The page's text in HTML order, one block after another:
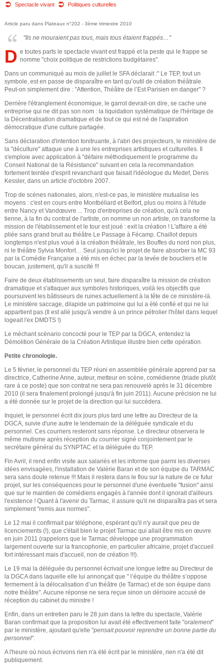
e
c
e
r
c
h
e
o
u
ê
t
e
s
i
c
i
Spectacle vivant Politiques culturelles
Article paru dans Plateaux n°202 - 3ème trimestre 2010
"Ils ne mouraient pas tous, mais tous étaient frappés…"
D e toutes parts le spectacle vivant est frappé et la peste qui le frappe se
nomme "choix politique de restrictions budgétaires".
Dans un communiqué au mois de juillet le SFA déclarait :" Le TEP, tout un
symbole, est en passe de disparaître en tant qu’outil de création théâtrale.
Peut-on simplement dire : "Attention, Théâtre de l’Est Parisien en danger" ?
Derrière l'étranglement économique, le garrot devrait-on dire, se cache une
entreprise qui ne dit pas son nom : la liquidation systématique de l'héritage de
la Décentralisation dramatique et de tout ce qui est né de l'aspiration
démocratique d'une culture partagée.
Sans déclaration d'intention tonitruante, à l'abri des projecteurs, le ministère de
la "déculture" attaque une à une les entreprises artistiques et culturelles. Il
s'emploie avec application à "défaire méthodiquement le programme du
Conseil National de la Résistance" suivant en cela la recommandation
fortement teintée d'esprit revanchard que faisait l'idéologue du Medef, Denis
Kessler, dans un article d'octobre 2007.
Trop de scènes nationales, alors, n'est-ce pas, le ministère mutualise les
moyens : c'est en cours entre Montbéliard et Belfort, plus ou moins à l'étude
entre Nancy et Vandœuvre ... Trop d'entreprises de création, qu'à cela ne
tienne, à la fin du contrat de l'artiste, on nomme un non artiste, on transforme la
mission de l'établissement et le tour est joué : exit la création ! L'affaire a été
pliée sans grand bruit au théâtre Le Passage à Fécamp. Chaillot depuis
longtemps n'est plus voué à la création théâtrale, les Bouffes du nord non plus,
ni le théâtre Sylvia Monfort… Seul jusqu'ici le projet de faire absorber la MC 93
par la Comédie Française a été mis en échec par la levée de boucliers et le
boucan, justement, qu'il a suscité !!!
Faire de deux établissements un seul, faire disparaître la mission de création
dramatique et s'attaquer aux symboles historiques, voilà les objectifs que
poursuivent les bâtisseurs de ruines actuellement à la tête de ce ministère-là.
Le ministère saccage, dilapide un patrimoine qui lui a été confié et qui ne lui
appartient pas (Il est allé jusqu'à vendre à un prince pétrolier l'hôtel dans lequel
logeait l'ex DMDTS !)
Le méchant scénario concocté pour le TEP par la DGCA, entendez la
Démolition Générale de la Création Artistique illustre bien cette opération.
Petite chronologie.
Le 5 février, le personnel du TEP réuni en assemblée générale apprend par sa
directrice, Catherine Anne, auteur, metteur en scène, comédienne (triade plutôt
rare à ce poste) que son contrat ne sera pas renouvelé après le 31 décembre
2010 (il sera finalement prolongé jusqu'à fin juin 2011). Aucune précision ne lui
a été donnée sur le projet de la direction qui lui succèdera.
Inquiet, le personnel écrit dix jours plus tard une lettre au Directeur de la
DGCA, suivie d'une autre le lendemain de la déléguée syndicale et du
personnel. Ces courriers resteront sans réponse. Le directeur observera le
même mutisme après réception du courrier signé conjointement par le
secrétaire général du SYNPTAC et la déléguée du TEP.
Fin Avril, il rend enfin visite aux salariés et les informe que parmi les diverses
idées envisagées, l'installation de Valérie Baran et de son équipe du TARMAC
sera sans doute retenue !!! Mais il restera dans le flou sur la nature de ce futur
projet, sur les conséquences pour le personnel d'une éventuelle "fusion" ainsi
que sur le maintien de comédiens engagés à l'année dont il ignorait d'ailleurs
l'existence ! Quant à l'avenir du Tarmac, il assure qu'il ne disparaîtra pas et sera
simplement "remis aux normes".
Le 12 mai il confirmait par téléphone, espérant qu'il n'y aurait que peu de
licenciements (!), que c'était bien le projet Tarmac qui allait être mis en œuvre
en juin 2011 (rappelons que le Tarmac développe une programmation
largement ouverte sur la francophonie, en particulier africaine, projet d'accueil
fort intéressant mais d'accueil, non de création !!!).
Le 19 mai la déléguée du personnel écrivait une longue lettre au Directeur de
la DGCA dans laquelle elle lui annonçait que " l’équipe du théâtre s’oppose
fermement à la délocalisation d’un théâtre (le Tarmac) et de son équipe dans
notre théâtre". Aucune réponse ne sera reçue sinon un dérisoire accusé de
réception du cabinet du ministre !
Enfin, dans un entretien paru le 28 juin dans la lettre du spectacle, Valérie
Baran confirmait que la proposition lui avait été effectivement faite "oralement"
par le ministère, ajoutant qu'elle "pensait pouvoir reprendre un bonne partie du
personnel".
A l'heure où nous écrivons rien n'a été écrit par le ministère, rien n'a été dit
publiquement.